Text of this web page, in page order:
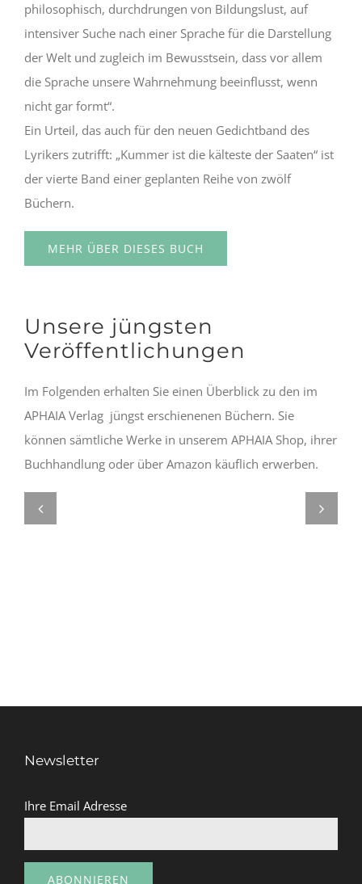
philosophisch, durchdrungen von Bildungslust, auf
intensiver Suche nach einer Sprache für die Darstellung
der Welt und zugleich im Bewusstsein, dass vor allem
die Sprache unsere Wahrnehmung beeinflusst, wenn
nicht gar formt“.
Ein Urteil, das auch für den neuen Gedichtband des
Lyrikers zutrifft: „Kummer ist die kälteste der Saaten“ ist
der vierte Band einer geplanten Reihe von zwölf
Büchern.
MEHR ÜBER DIESES BUCH
Unsere jüngsten
Veröffentlichungen
Im Folgenden erhalten Sie einen Überblick zu den im
APHAIA Verlag jüngst erschienenen Büchern. Sie
können sämtliche Werke in unserem APHAIA Shop, ihrer
Buchhandlung oder über Amazon käuflich erwerben.
Newsletter
Ihre Email Adresse